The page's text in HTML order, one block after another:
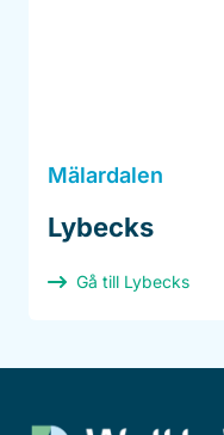
Mälardalen
Lybecks
Gå till Lybecks